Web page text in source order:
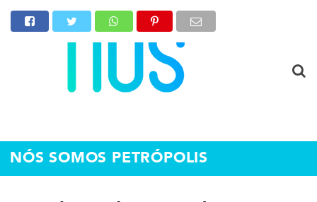
NÓS SOMOS PETRÓPOLIS